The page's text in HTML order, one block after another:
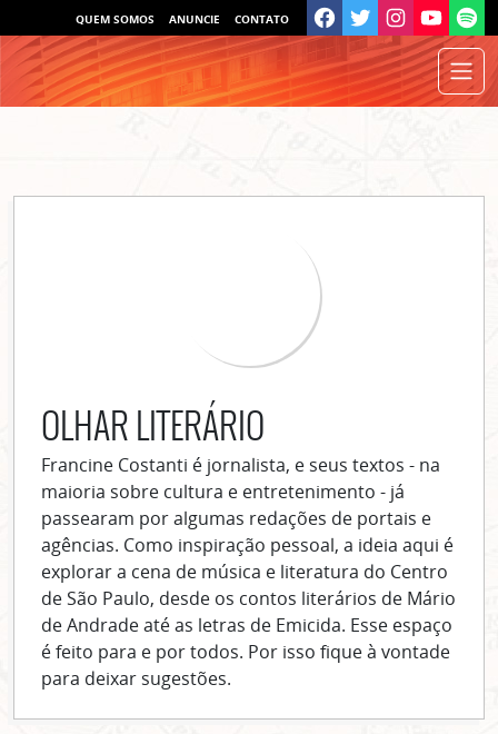
QUEM SOMOS ANUNCIE CONTATO
OLHAR LITERÁRIO
Francine Costanti é jornalista, e seus textos - na
maioria sobre cultura e entretenimento - já
passearam por algumas redações de portais e
agências. Como inspiração pessoal, a ideia aqui é
explorar a cena de música e literatura do Centro
de São Paulo, desde os contos literários de Mário
de Andrade até as letras de Emicida. Esse espaço
é feito para e por todos. Por isso fique à vontade
para deixar sugestões.